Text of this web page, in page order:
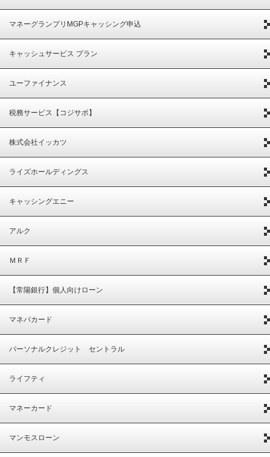
マネーグランプリMGPキャッシング申込
キャッシュサービス プラン
ユーファイナンス
税務サービス【コジサポ】
株式会社イッカツ
ライズホールディングス
キャッシングエニー
アルク
ＭＲＦ
【常陽銀行】個人向けローン
マネパカード
パーソナルクレジット セントラル
ライフティ
マネーカード
マンモスローン